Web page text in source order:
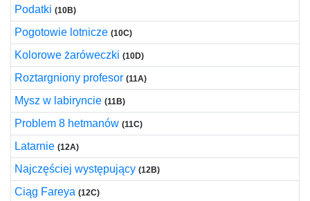
Podatki (10B)
Pogotowie lotnicze (10C)
Kolorowe żaróweczki (10D)
Roztargniony profesor (11A)
Mysz w labiryncie (11B)
Problem 8 hetmanów (11C)
Latarnie (12A)
Najczęściej występujący (12B)
Ciąg Fareya (12C)